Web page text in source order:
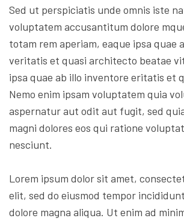
Sed ut perspiciatis unde omnis iste
voluptatem accusantitum dolore
totam rem aperiam, eaque ipsa quae
veritatis et quasi architecto beatae
ipsa quae ab illo inventore eritatis et
Nemo enim ipsam voluptatem quia
aspernatur aut odit aut fugit, sed
magni dolores eos qui ratione
nesciunt.
Lorem ipsum dolor sit amet,
elit, sed do eiusmod tempor
dolore magna aliqua. Ut enim ad